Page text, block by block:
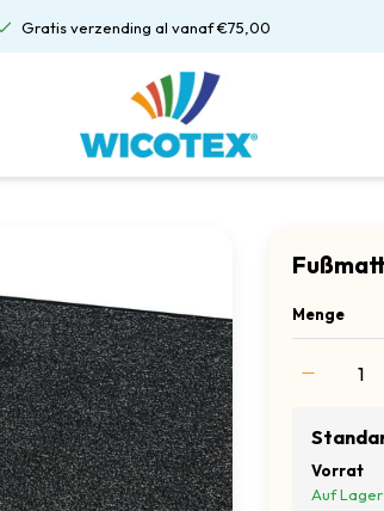
Gratis verzending al vanaf €75,00
Menge
Vorrat
Auf Lager